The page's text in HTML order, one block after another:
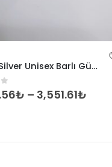
Omar Silver Unisex Barlı Gümüş Kolye Zincir 3,5 MM
5₺ – 3,551.61₺